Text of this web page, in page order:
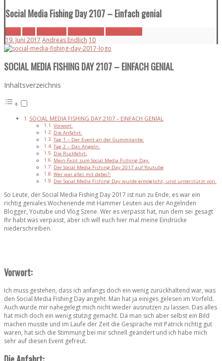
Social Media Fishing Day 2107 – Einfach genial
News Blog Blog Posts Letzte Artikel Szenen News
19. Juni 2017 Andreas Endlich 10
SOCIAL MEDIA FISHING DAY 2107 – EINFACH GENIAL
Inhaltsverzeichnis
SOCIAL MEDIA FISHING DAY 2107 – EINFACH GENIAL
Vorwort:
Die Anfahrt:
Tag 1 – Der Event an der Gummitanke:
Tag 2 – Das Angeln:
Die Rückfahrt:
Mein Fazit zum Social Media Fishing Day:
Der Social Media Fishing Day 2017 auf Youtube
Wer war alles mit dabei?:
Der Social Media Fishing Day wurde ermöglicht, und unterstützt von:
So Leute, der Social Media Fishing Day 2017 ist nun zu Ende, es war ein
richtig geniales Wochenende mit Hammer Leuten aus der Angelnden
Blogger, Youtube und Vlog Szene. Wer es verpasst hat, nun dem sei gesagt
Ihr habt was verpasst, aber ich will euch hier mal meine Eindrücke
niederschreiben.
Vorwort:
Ich muss gestehen, dass ich anfangs doch ein wenig zurückhaltend war, was
den Social Media Fishing Day angeht. Man hat ja einiges gelesen im Vorfeld.
Auch wurde mir nahegelegt mich nicht wieder ausnutzen zu lassen. Das alles
hat mich doch ein wenig stutzig gemacht. Da man sich aber selbst ein Bild
machen musste und im Laufe der Zeit die Gespräche mit Patrick richtig gut
waren, hat sich die Stimmung bei mir schnell geändert und ich habe mich
sehr auf diesen Event gefreut.